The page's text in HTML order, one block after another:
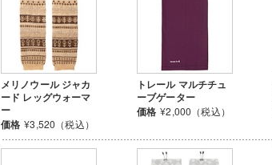
メリノウール ジャカ
ード レッグウォーマ
ー
価格 ¥3,520（税込）
トレール マルチチュ
ーブゲーター
価格 ¥2,000（税込）